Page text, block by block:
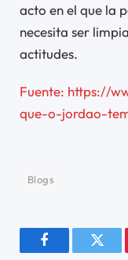
acto en el que la
necesita ser
actitudes.
Fuente: https://
que-o-jordao-
Blogs
Facebook